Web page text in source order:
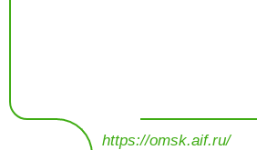
https://omsk.aif.ru/